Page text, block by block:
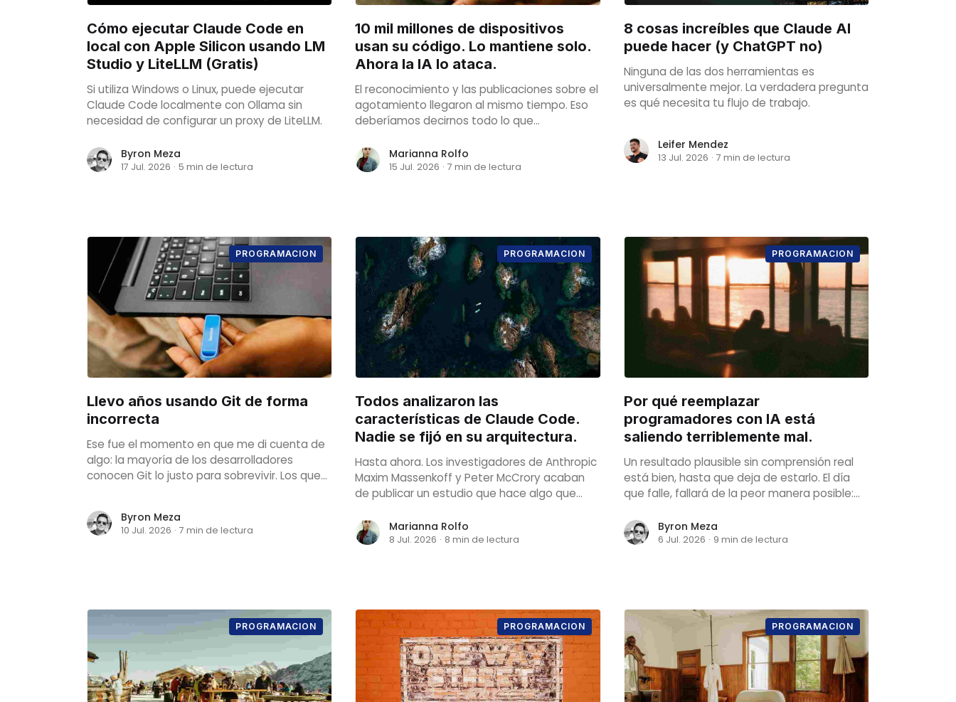
Cómo ejecutar Claude Code en
local con Apple Silicon usando LM
Studio y LiteLLM (Gratis)
Si utiliza Windows o Linux, puede ejecutar
Claude Code localmente con Ollama sin
necesidad de configurar un proxy de LiteLLM.
Byron Meza
17 Jul. 2026 · 5 min de lectura
10 mil millones de dispositivos
usan su código. Lo mantiene solo.
Ahora la IA lo ataca.
El reconocimiento y las publicaciones sobre el
agotamiento llegaron al mismo tiempo. Eso
deberíamos decirnos todo lo que
apoyo que reciben los mantenedores de
proyectos de código abierto.
Marianna Rolfo
15 Jul. 2026 · 7 min de lectura
8 cosas increíbles que Claude AI
puede hacer (y ChatGPT no)
Ninguna de las dos herramientas es
universalmente mejor. La verdadera pregunta
es qué necesita tu flujo de trabajo.
Leifer Mendez
13 Jul. 2026 · 7 min de lectura
PROGRAMACION
Llevo años usando Git de forma
incorrecta
Ese fue el momento en que me di cuenta de
algo: la mayoría de los desarrolladores
conocen Git lo justo para sobrevivir. Los que
realmente.
Byron Meza
10 Jul. 2026 · 7 min de lectura
PROGRAMACION
Todos analizaron las
características de Claude Code.
Nadie se fijó en su arquitectura.
Hasta ahora. Los investigadores de Anthropic
Maxim Massenkoff y Peter McCrory acaban
de publicar un estudio que hace algo que
Marianna Rolfo
8 Jul. 2026 · 8 min de lectura
PROGRAMACION
Por qué reemplazar
programadores con IA está
saliendo terriblemente mal.
Un resultado plausible sin comprensión real
está bien, hasta que deja de estarlo. El día
que falle, fallará de la peor manera posible:
infraestructura crítica
Byron Meza
6 Jul. 2026 · 9 min de lectura
PROGRAMACION PROGRAMACION PROGRAMACION